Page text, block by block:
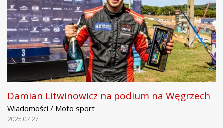
Damian Litwinowicz na podium na Węgrzech
Wiadomości / Moto sport
2025.07.27